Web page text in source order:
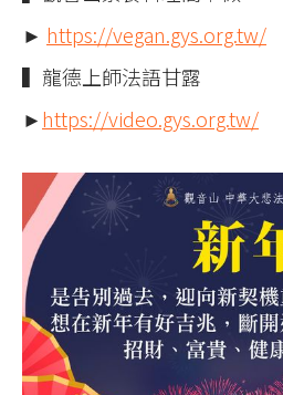
► https://vegan.gys.org.tw/
▍龍德上師法語甘露
►https://video.gys.org.tw/